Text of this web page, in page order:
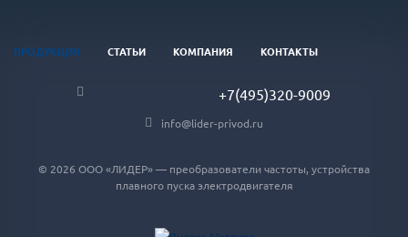
© 2026 ООО «ЛИДЕР» — преобразователи частоты, устройства
плавного пуска электродвигателя
ПРОДУКЦИЯ СТАТЬИ КОМПАНИЯ КОНТАКТЫ
+7(495)320-9009
info@lider-privod.ru